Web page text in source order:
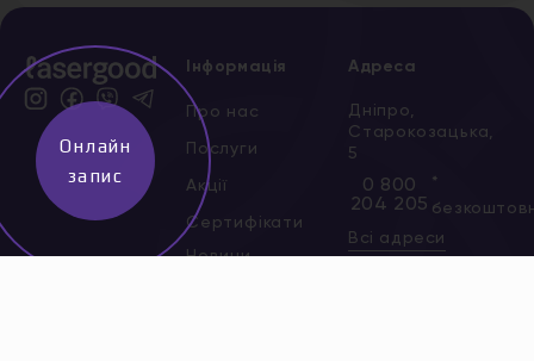
Інформація
Про нас
Послуги
Акції
Сертифікати
Новини
Адреса
Дніпро,
Старокозацька,
5
0 800
204 205
*
Всі адреси
Онлайн
запис